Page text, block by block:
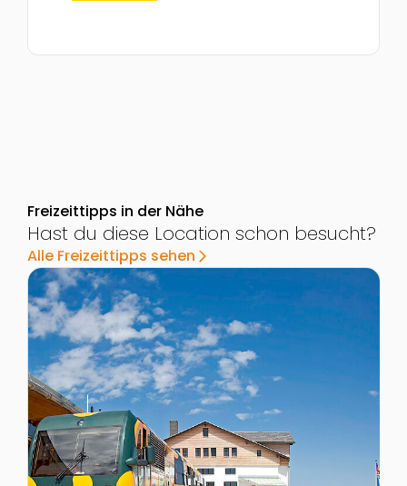
Freizeittipps in der Nähe
Hast du diese Location schon besucht?
Alle Freizeittipps sehen arrow_forward_ios
Zur Detailseite von Schneebergbahn in Puchberg